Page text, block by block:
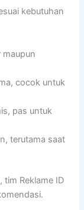
kebutuhan
cocok untuk
pas untuk
terutama saat
tim Reklame ID